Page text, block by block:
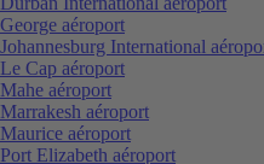
George aéroport
Johannesburg International
Le Cap aéroport
Mahe aéroport
Marrakesh aéroport
Maurice aéroport
Port Elizabeth aéroport